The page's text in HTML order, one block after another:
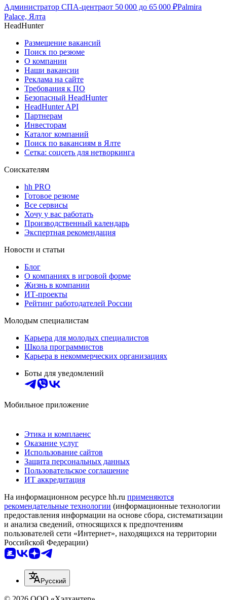
Администратор СПА-центраот 50 000 до 65 000 ₽Palmira
Palace, Ялта
HeadHunter
Размещение вакансий
Поиск по резюме
О компании
Наши вакансии
Реклама на сайте
Требования к ПО
Безопасный HeadHunter
HeadHunter API
Партнерам
Инвесторам
Каталог компаний
Поиск по вакансиям в Ялте
Сетка: соцсеть для нетворкинга
Соискателям
hh PRO
Готовое резюме
Все сервисы
Хочу у вас работать
Производственный календарь
Экспертная рекомендация
Новости и статьи
Блог
О компаниях в игровой форме
Жизнь в компании
ИТ-проекты
Рейтинг работодателей России
Молодым специалистам
Карьера для молодых специалистов
Школа программистов
Карьера в некоммерческих организациях
Боты для уведомлений
Мобильное приложение
Этика и комплаенс
Оказание услуг
Использование сайтов
Защита персональных данных
Пользовательское соглашение
ИТ аккредитация
На информационном ресурсе hh.ru применяются
рекомендательные технологии (информационные технологии
предоставления информации на основе сбора, систематизации
и анализа сведений, относящихся к предпочтениям
пользователей сети «Интернет», находящихся на территории
Российской Федерации)
Русский